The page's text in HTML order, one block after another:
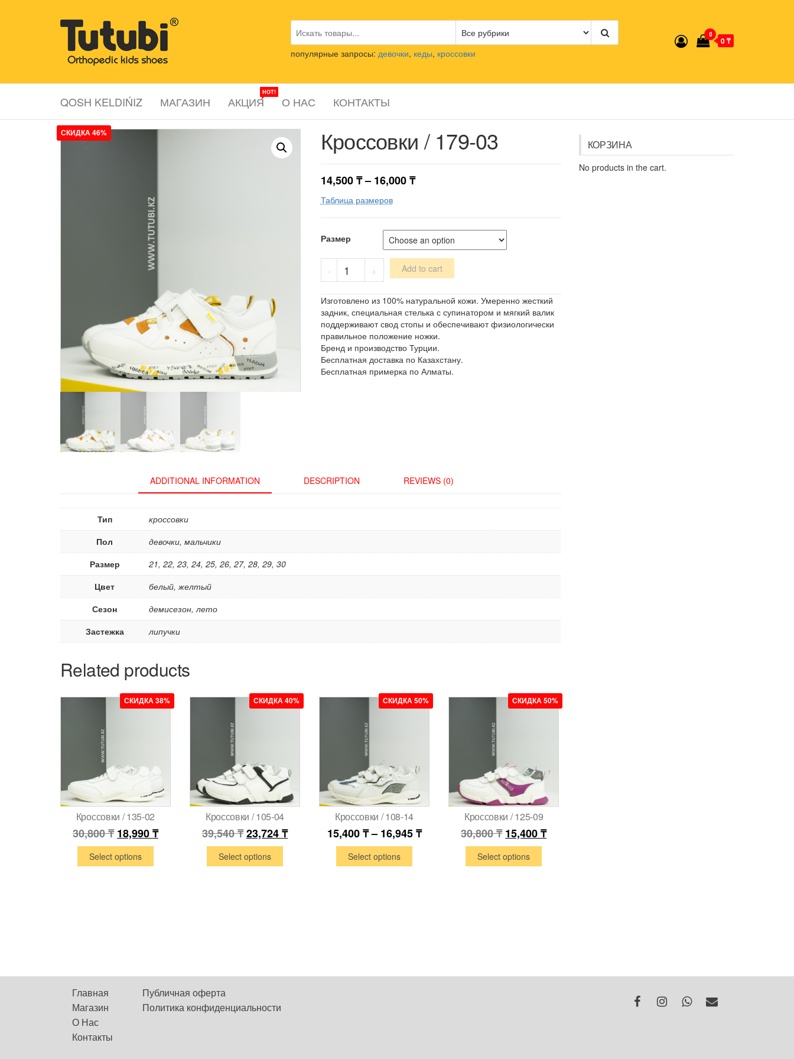
популярные запросы: девочки, кеды, кроссовки
0
0 ₸
QOSH KELDIŃIZ МАГАЗИН АКЦИЯ
HOT!
О НАС КОНТАКТЫ
СКИДКА 46% Кроссовки / 179-03
14,500₸– 16,000₸
Таблица размеров
Размер
-
03
quantity
+ Add to cart
Изготовлено из 100% натуральной кожи. Умеренно жесткий
задник, специальная стелька с супинатором и мягкий валик
поддерживают свод стопы и обеспечивают физиологически
правильное положение ножки.
Бренд и производство Турции.
Бесплатная доставка по Казахстану.
Бесплатная примерка по Алматы.
ADDITIONAL INFORMATION DESCRIPTION REVIEWS (0)
Тип
кроссовки
Пол
девочки, мальчики
Размер
21, 22, 23, 24, 25, 26, 27, 28, 29, 30
Цвет
белый, желтый
Сезон
демисезон, лето
Застежка
липучки
Related products
СКИДКА 38%
Кроссовки / 135-02
30,800₸ 18,990₸
Select options
СКИДКА 40%
Кроссовки / 105-04
39,540₸23,724₸
Select options
СКИДКА 50%
Кроссовки / 108-14
15,400₸– 16,945₸
Select options
СКИДКА 50%
Кроссовки / 125-09
30,800₸ 15,400₸
Select options
КОРЗИНА
No products in the cart.
Главная
Магазин
О Нас
Контакты
Публичная оферта
Политика конфиденциальности